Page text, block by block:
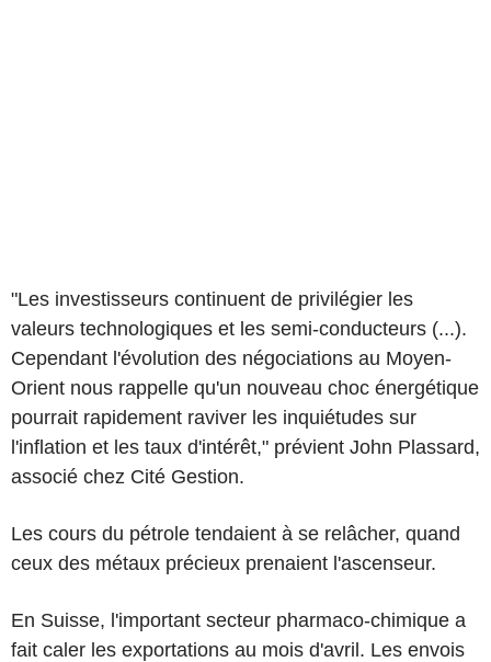
"Les investisseurs continuent de privilégier les
valeurs technologiques et les semi-conducteurs (...).
Cependant l'évolution des négociations au Moyen-
Orient nous rappelle qu'un nouveau choc énergétique
pourrait rapidement raviver les inquiétudes sur
l'inflation et les taux d'intérêt," prévient John Plassard,
associé chez Cité Gestion.
Les cours du pétrole tendaient à se relâcher, quand
ceux des métaux précieux prenaient l'ascenseur.
En Suisse, l'important secteur pharmaco-chimique a
fait caler les exportations au mois d'avril. Les envois